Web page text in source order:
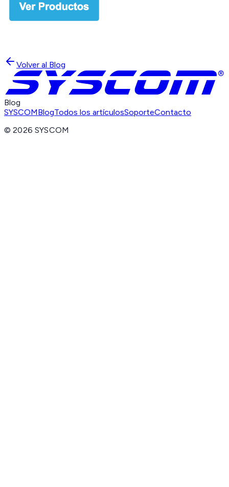
Volver al Blog
Blog
SYSCOMBlogTodos los artículosSoporteContacto
©2026 SYSCOM